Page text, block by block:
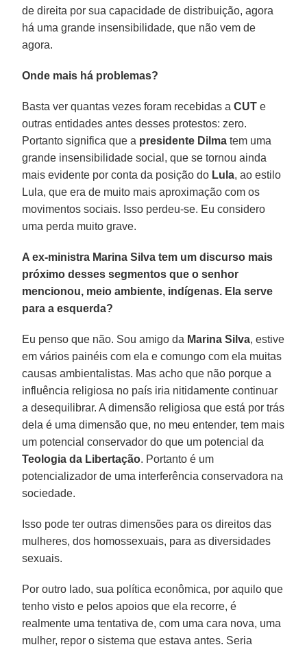
de direita por sua capacidade de distribuição, agora
há uma grande insensibilidade, que não vem de
agora.
Onde mais há problemas?
Basta ver quantas vezes foram recebidas aCUT e
outras entidades antes desses protestos: zero.
Portanto significa que a presidente Dilma tem uma
grande insensibilidade social, que se tornou ainda
mais evidente por conta da posição do Lula, ao estilo
Lula, que era de muito mais aproximação com os
movimentos sociais. Isso perdeu-se. Eu considero
uma perda muito grave.
A ex-ministra Marina Silva tem um discurso mais
próximo desses segmentos que o senhor
mencionou, meio ambiente, indígenas. Ela serve
para a esquerda?
Eu penso que não. Sou amigo da Marina Silva, estive
em vários painéis com ela e comungo com ela muitas
causas ambientalistas. Mas acho que não porque a
influência religiosa no país iria nitidamente continuar
a desequilibrar. A dimensão religiosa que está por trás
dela é uma dimensão que, no meu entender, tem mais
um potencial conservador do que um potencial da
Teologia da Libertação. Portanto é um
potencializador de uma interferência conservadora na
sociedade.
Isso pode ter outras dimensões para os direitos das
mulheres, dos homossexuais, para as diversidades
sexuais.
Por outro lado, sua política econômica, por aquilo que
tenho visto e pelos apoios que ela recorre, é
realmente uma tentativa de, com uma cara nova, uma
mulher, repor o sistema que estava antes. Seria